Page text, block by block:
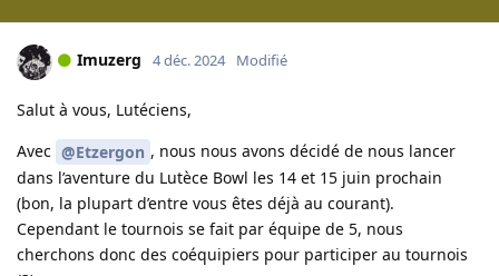
Imuzerg 4 déc. 2024 Modifié
Salut à vous, Lutéciens,
Avec @Etzergon , nous nous avons décidé de nous lancer
dans l’aventure du Lutèce Bowl les 14 et 15 juin prochain
(bon, la plupart d’entre vous êtes déjà au courant).
Cependant le tournois se fait par équipe de 5, nous
cherchons donc des coéquipiers pour participer au tournois